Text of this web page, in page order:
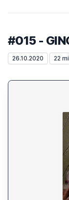
#015 -
26.10.2020 22